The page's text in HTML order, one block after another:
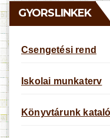
GYORSLINKEK
Csengetési rend
Iskolai munkaterv
Könyvtárunk